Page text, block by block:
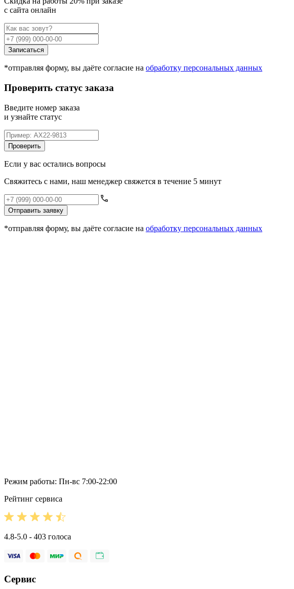
с сайта онлайн
Записаться
*отправляя форму, вы даёте согласие на обработку персональных данных
Проверить статус заказа
Введите номер заказа
и узнайте статус
Проверить
Если у вас остались вопросы
Свяжитесь с нами, наш менеджер свяжется в течение 5 минут
Отправить заявку
*отправляя форму, вы даёте согласие на обработку персональных данных
Режим работы: Пн-вс 7:00-22:00
Рейтинг сервиса
4.8-5.0 - 403 голоса
Сервис